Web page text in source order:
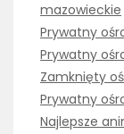
mazowieckie
Prywatny
Prywatny
Zamknięty
Prywatny
Najlepsze